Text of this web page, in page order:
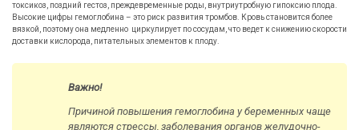
токсикоз, поздний гестоз, преждевременные роды, внутриутробную гипоксию плода.
Высокие цифры гемоглобина – это риск развития тромбов. Кровь становится более
вязкой, поэтому она медленно циркулирует по сосудам, что ведет к снижению скорости
доставки кислорода, питательных элементов к плоду.
Важно!
Причиной повышения гемоглобина у беременных чаще
являются стрессы, заболевания органов желудочно-